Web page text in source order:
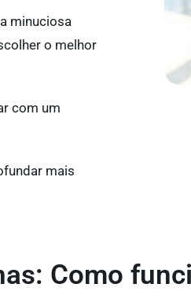
minuciosa
o melhor
com um
mais
Como